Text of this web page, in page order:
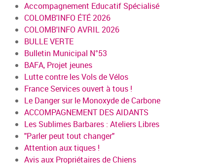
Accompagnement Educatif Spécialisé
COLOMB'INFO ÉTÉ 2026
COLOMB'INFO AVRIL 2026
BULLE VERTE
Bulletin Municipal N°53
BAFA, Projet jeunes
Lutte contre les Vols de Vélos
France Services ouvert à tous !
Le Danger sur le Monoxyde de Carbone
ACCOMPAGNEMENT DES AIDANTS
Les Sublimes Barbares : Ateliers Libres
"Parler peut tout changer"
Attention aux tiques !
Avis aux Propriétaires de Chiens